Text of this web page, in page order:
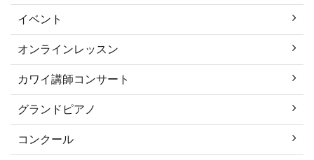
イベント
オンラインレッスン
カワイ講師コンサート
グランドピアノ
コンクール